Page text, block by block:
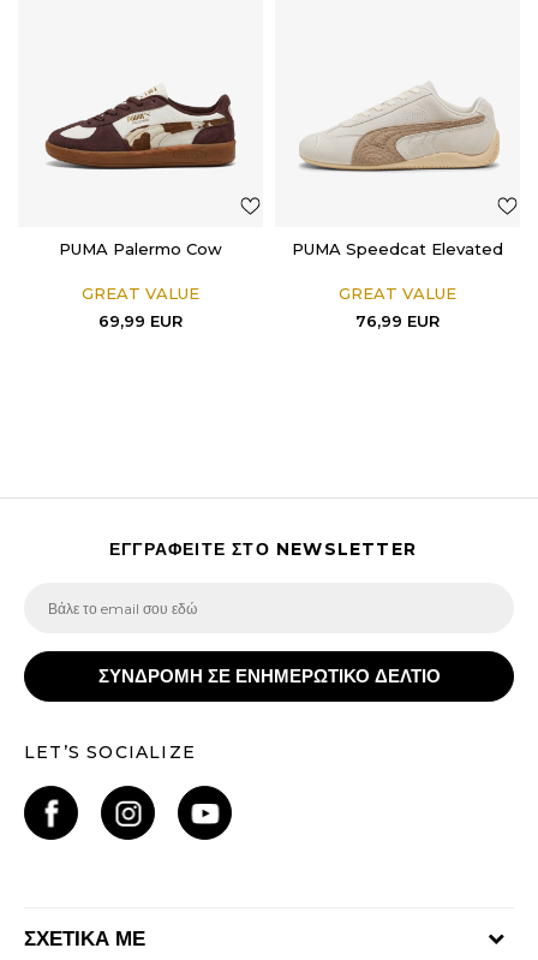
PUMA Palermo Cow
GREAT VALUE
69,99 EUR
PUMA Speedcat Elevated
GREAT VALUE
76,99 EUR
ΕΓΓΡΑΦΕΙΤΕ ΣΤΟ NEWSLETTER
ΣΥΝΔΡΟΜΗ ΣΕ ΕΝΗΜΕΡΩΤΙΚΟ ΔΕΛΤΙΟ
LET’S SOCIALIZE
ΣΧΕΤΙΚΑ ΜΕ